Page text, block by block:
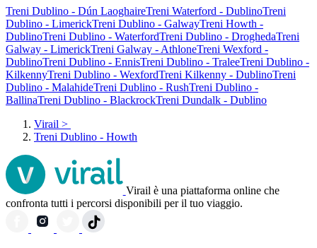
Treni Dublino - Dún LaoghaireTreni Waterford - DublinoTreni
Dublino - LimerickTreni Dublino - GalwayTreni Howth -
DublinoTreni Dublino - WaterfordTreni Dublino - DroghedaTreni
Galway - LimerickTreni Galway - AthloneTreni Wexford -
DublinoTreni Dublino - EnnisTreni Dublino - TraleeTreni Dublino -
KilkennyTreni Dublino - WexfordTreni Kilkenny - DublinoTreni
Dublino - MalahideTreni Dublino - RushTreni Dublino -
BallinaTreni Dublino - BlackrockTreni Dundalk - Dublino
Virail >
Treni Dublino - Howth
Virail è una piattaforma online che
confronta tutti i percorsi disponibili per il tuo viaggio.